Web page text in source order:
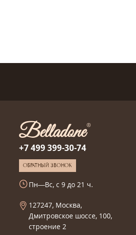
+7 499 399-30-74
ОБРАТНЫЙ ЗВОНОК
Пн—Вс, с 9 до 21 ч.
127247, Москва,
Дмитровское шоссе, 100,
строение 2